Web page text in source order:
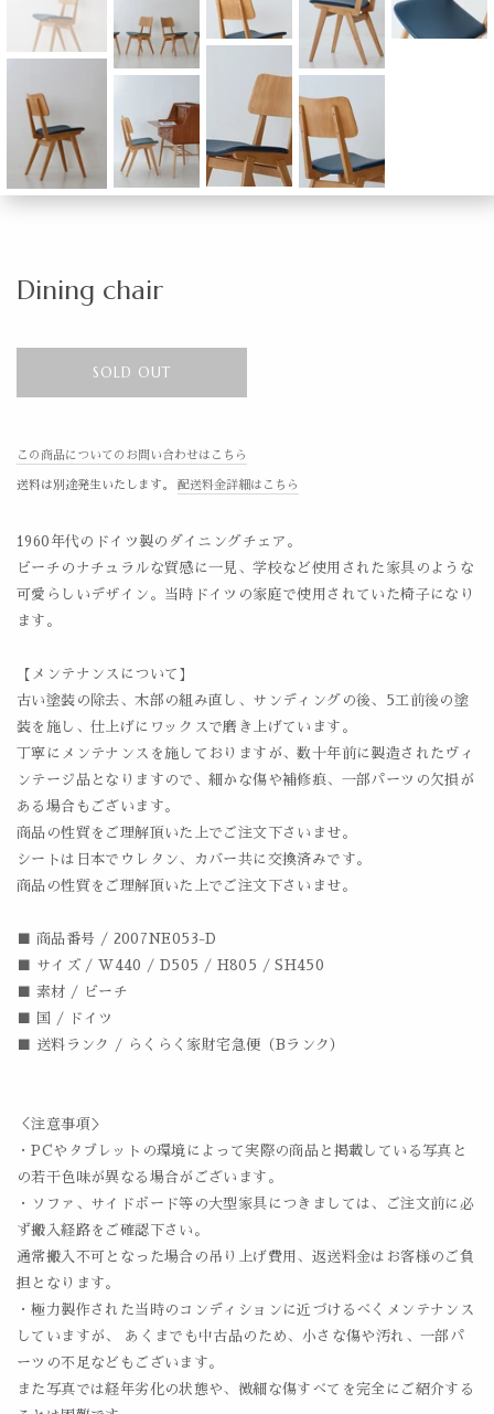
Dining chair
SOLD OUT
この商品についてのお問い合わせはこちら
送料は別途発生いたします。 配送料金詳細はこちら
1960年代のドイツ製のダイニングチェア。
ビーチのナチュラルな質感に一見、学校など使用された家具のような
可愛らしいデザイン。当時ドイツの家庭で使用されていた椅子になり
ます。
【メンテナンスについて】
古い塗装の除去、木部の組み直し、サンディングの後、5工前後の塗
装を施し、仕上げにワックスで磨き上げています。
丁寧にメンテナンスを施しておりますが、数十年前に製造されたヴィ
ンテージ品となりますので、細かな傷や補修痕、一部パーツの欠損が
ある場合もございます。
商品の性質をご理解頂いた上でご注文下さいませ。
シートは日本でウレタン、カバー共に交換済みです。
商品の性質をご理解頂いた上でご注文下さいませ。
■ 商品番号 / 2007NE053-D
■ サイズ / W440 / D505 / H805 / SH450
■ 素材 / ビーチ
■ 国 / ドイツ
■ 送料ランク / らくらく家財宅急便（Bランク）
＜注意事項＞
・PCやタブレットの環境によって実際の商品と掲載している写真と
の若干色味が異なる場合がございます。
・ソファ、サイドボード等の大型家具につきましては、ご注文前に必
ず搬入経路をご確認下さい。
通常搬入不可となった場合の吊り上げ費用、返送料金はお客様のご負
担となります。
・極力製作された当時のコンディションに近づけるべくメンテナンス
していますが、 あくまでも中古品のため、小さな傷や汚れ、一部パ
ーツの不足などもございます。
また写真では経年劣化の状態や、微細な傷すべてを完全にご紹介する